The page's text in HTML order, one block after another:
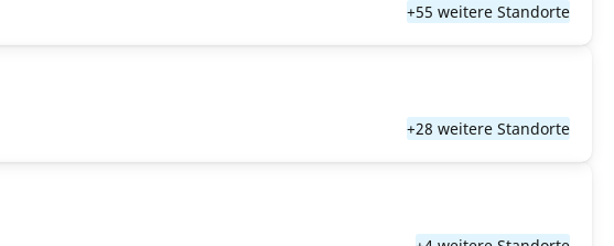
+55 weitere Standorte
+28 weitere Standorte